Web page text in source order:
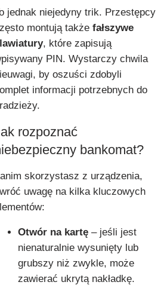
jednak niejedyny trik. Przestępcy
montują także fałszywe
, które zapisują
PIN. Wystarczy chwila
by oszuści zdobyli
informacji potrzebnych do
rozpoznać
bankomat?
skorzystasz z urządzenia,
uwagę na kilka kluczowych
Otwór na kartę – jeśli jest
nienaturalnie wysunięty lub
grubszy niż zwykle, może
zawierać ukrytą nakładkę.